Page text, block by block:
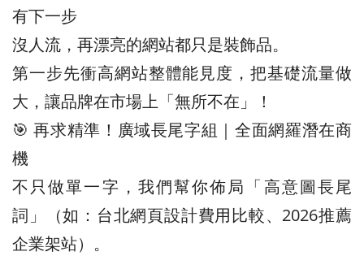
有下一步
沒人流，再漂亮的網站都只是裝飾品。
第一步先衝高網站整體能見度，把基礎流量做
大，讓品牌在市場上「無所不在」！
🎯 再求精準！廣域長尾字組｜全面網羅潛在商
機
不只做單一字，我們幫你佈局「高意圖長尾
詞」（如：台北網頁設計費用比較、2026推薦
企業架站）。